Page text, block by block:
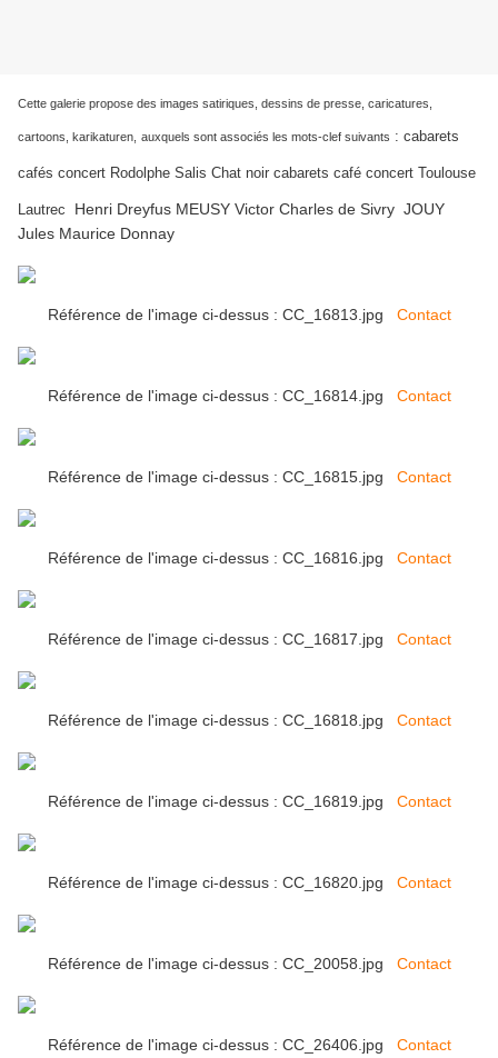
Cette galerie propose des images satiriques, dessins de presse, caricatures,
cartoons, karikaturen, auxquels sont associés les mots-clef suivants : cabarets
cafés concert Rodolphe Salis Chat noir cabarets café concert Toulouse
Lautrec Henri Dreyfus MEUSY Victor Charles de Sivry JOUY
Jules Maurice Donnay
Référence de l'image ci-dessus : CC_16813.jpg Contact
Référence de l'image ci-dessus : CC_16814.jpg Contact
Référence de l'image ci-dessus : CC_16815.jpg Contact
Référence de l'image ci-dessus : CC_16816.jpg Contact
Référence de l'image ci-dessus : CC_16817.jpg Contact
Référence de l'image ci-dessus : CC_16818.jpg Contact
Référence de l'image ci-dessus : CC_16819.jpg Contact
Référence de l'image ci-dessus : CC_16820.jpg Contact
Référence de l'image ci-dessus : CC_20058.jpg Contact
Référence de l'image ci-dessus : CC_26406.jpg Contact